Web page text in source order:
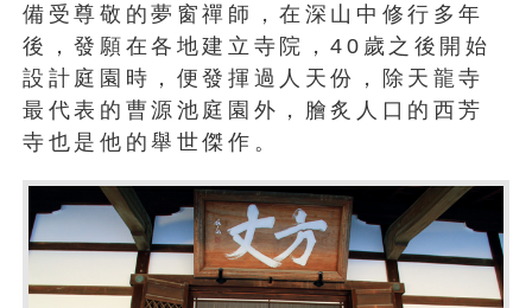
備受尊敬的夢窗禪師，在深山中修行多年
後，發願在各地建立寺院，40歲之後開始
設計庭園時，便發揮過人天份，除天龍寺
最代表的曹源池庭園外，膾炙人口的西芳
寺也是他的舉世傑作。